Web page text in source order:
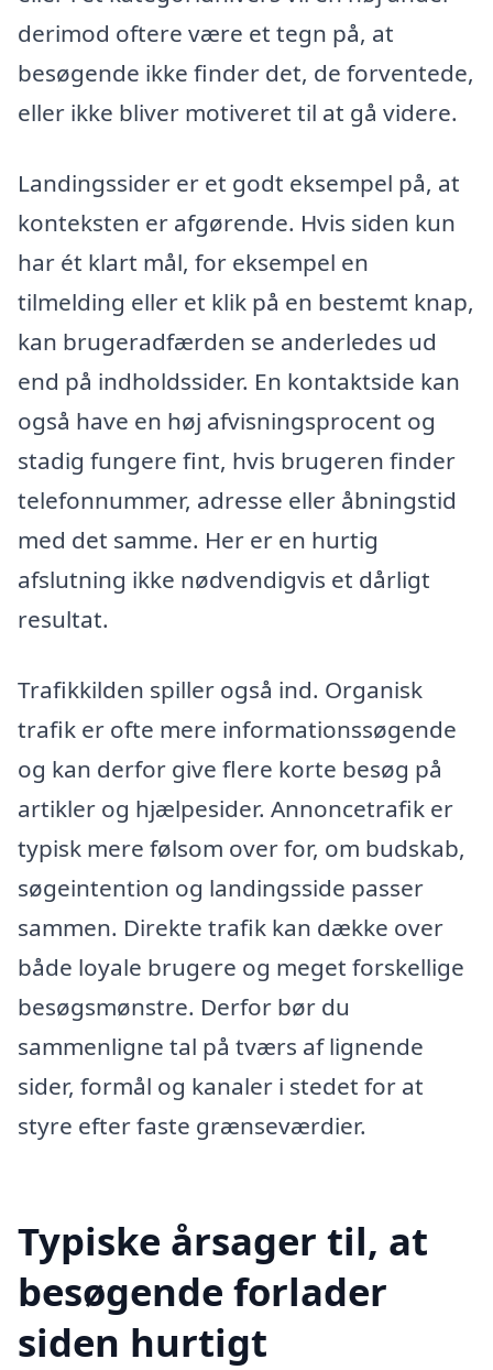
derimod oftere være et tegn på, at
besøgende ikke finder det, de forventede,
eller ikke bliver motiveret til at gå videre.
Landingssider er et godt eksempel på, at
konteksten er afgørende. Hvis siden kun
har ét klart mål, for eksempel en
tilmelding eller et klik på en bestemt knap,
kan brugeradfærden se anderledes ud
end på indholdssider. En kontaktside kan
også have en høj afvisningsprocent og
stadig fungere fint, hvis brugeren finder
telefonnummer, adresse eller åbningstid
med det samme. Her er en hurtig
afslutning ikke nødvendigvis et dårligt
resultat.
Trafikkilden spiller også ind. Organisk
trafik er ofte mere informationssøgende
og kan derfor give flere korte besøg på
artikler og hjælpesider. Annoncetrafik er
typisk mere følsom over for, om budskab,
søgeintention og landingsside passer
sammen. Direkte trafik kan dække over
både loyale brugere og meget forskellige
besøgsmønstre. Derfor bør du
sammenligne tal på tværs af lignende
sider, formål og kanaler i stedet for at
styre efter faste grænseværdier.
Typiske årsager til, at
besøgende forlader
siden hurtigt